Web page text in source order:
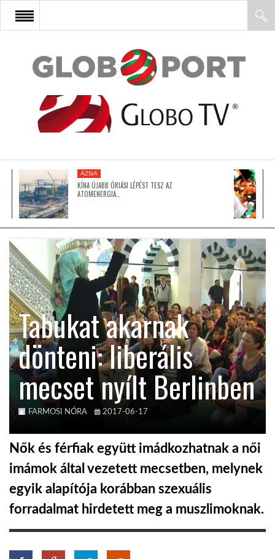
FŐOLDAL
AFRIKA
ÁZSIA
LATIN-AMERIKA
KÖZEL-KELET
AUSZTRÁLIA
A VILÁG ITTHON
GLOBOTV BP
ÁZSIA
KÍNA ÚJABB ÓRIÁSI LÉPÉST TESZ AZ
ATOMENERGIA…
Tabukat akarnak
dönteni: liberális
mecset nyílt Berlinben
FARMOSI NÓRA 2017-06-17
Nők és férfiak együtt imádkozhatnak a női
imámok által vezetett mecsetben, melynek
egyik alapítója korábban szexuális
forradalmat hirdetett meg a muszlimoknak.